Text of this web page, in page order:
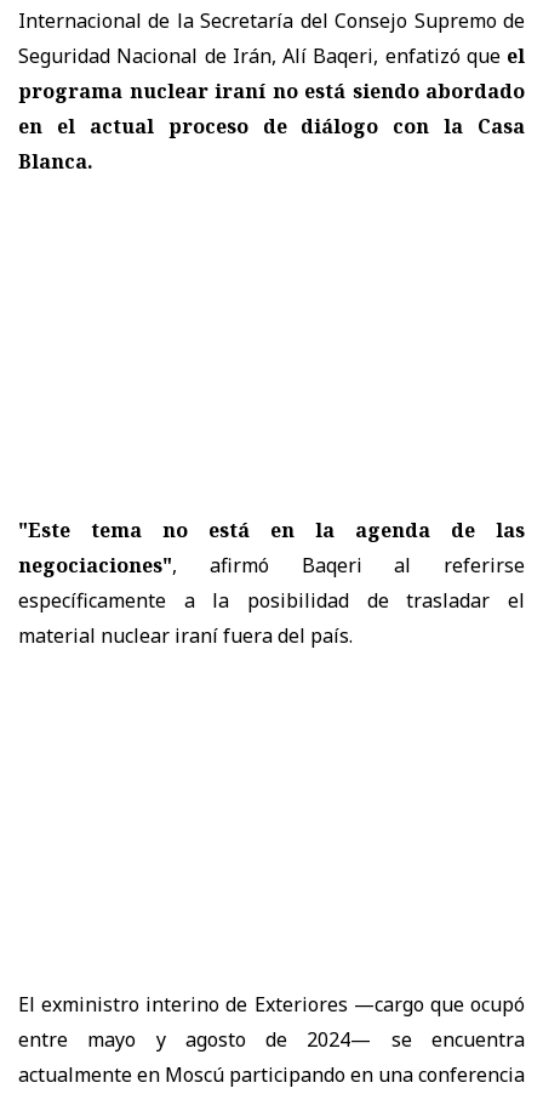
Internacional de la Secretaría del Consejo Supremo de
Seguridad Nacional de Irán, Alí Baqeri, enfatizó que el
programa nuclear iraní no está siendo abordado
en el actual proceso de diálogo con la Casa
Blanca.
"Este tema no está en la agenda de las
negociaciones", afirmó Baqeri al referirse
específicamente a la posibilidad de trasladar el
material nuclear iraní fuera del país.
El exministro interino de Exteriores —cargo que ocupó
entre mayo y agosto de 2024— se encuentra
actualmente en Moscú participando en una conferencia